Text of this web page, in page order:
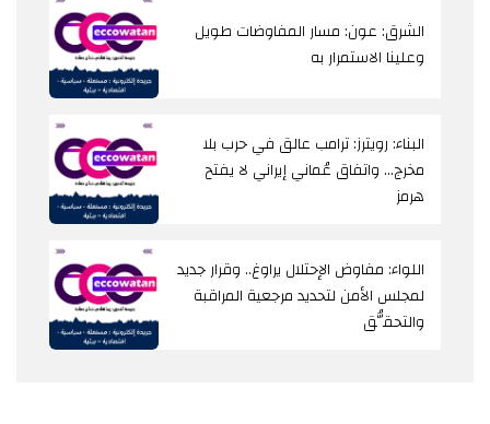
الشرق: عون: مسار المفاوضات طويل
وعلينا الاستمرار به
البناء: رويترز: ترامب عالق في حرب بلا
مخرج… واتفاق عُماني إيراني لا يفتح
هرمز
اللواء: مفاوض الإحتلال يراوغ.. وقرار جديد
لمجلس الأمن لتحديد مرجعية المراقبة
والتحقُّق